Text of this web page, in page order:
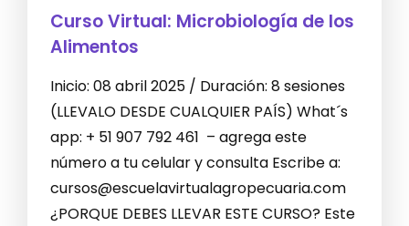
Curso Virtual: Microbiología de los
Alimentos
Inicio: 08 abril 2025 / Duración: 8 sesiones
(LLEVALO DESDE CUALQUIER PAÍS) What´s
app: + 51 907 792 461 – agrega este
número a tu celular y consulta Escribe a:
cursos@escuelavirtualagropecuaria.com
¿PORQUE DEBES LLEVAR ESTE CURSO? Este